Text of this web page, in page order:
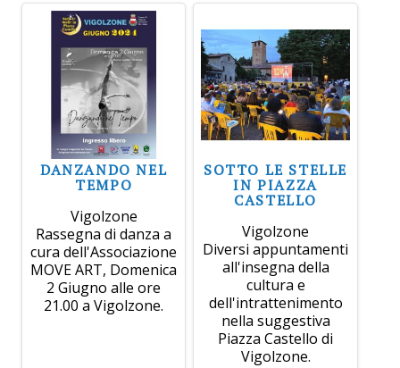
DANZANDO NEL
TEMPO
Vigolzone
Rassegna di danza a
cura dell'Associazione
MOVE ART, Domenica
2 Giugno alle ore
21.00 a Vigolzone.
SOTTO LE STELLE
IN PIAZZA
CASTELLO
Vigolzone
Diversi appuntamenti
all'insegna della
cultura e
dell'intrattenimento
nella suggestiva
Piazza Castello di
Vigolzone.